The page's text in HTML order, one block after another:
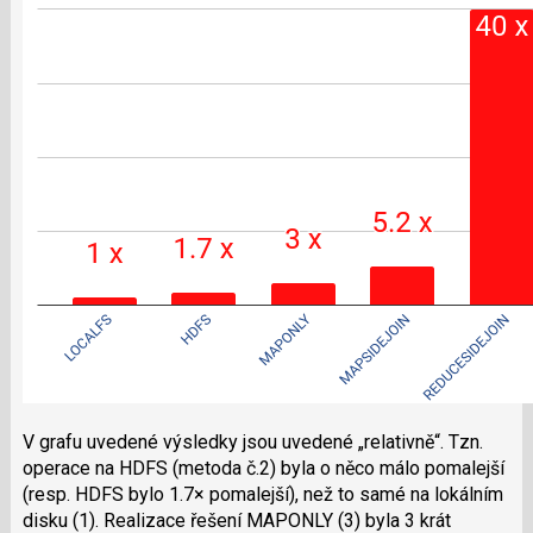
V grafu uvedené výsledky jsou uvedené „relativně“. Tzn.
operace na HDFS (metoda č.2) byla o něco málo pomalejší
(resp. HDFS bylo 1.7× pomalejší), než to samé na lokálním
disku (1). Realizace řešení MAPONLY (3) byla 3 krát